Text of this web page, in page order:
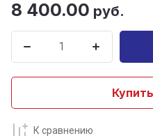
8 400.00 руб.
К сравнению